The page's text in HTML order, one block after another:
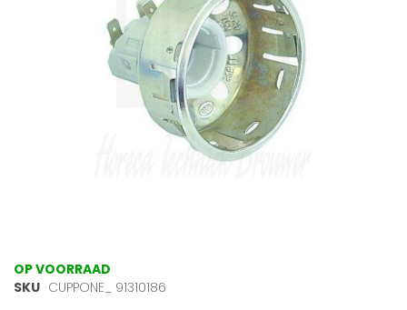
Ga
naar
OP VOORRAAD
SKU CUPPONE_ 91310186